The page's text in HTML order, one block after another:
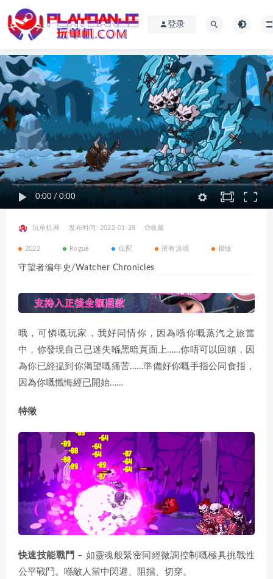
登录
0:00 / 0:00
玩单机网 发布时间: 2022-01-28 收藏
2022 Rogue 低配 所有游戏 横版
守望者编年史/Watcher Chronicles
哦，可憐嘅玩家，我好同情你，因為喺你嘅蒸汽之旅當
中，你發現自己已迷失喺黑暗頁面上……你唔可以回頭，因
為你已經揾到你渴望嘅痛苦……準備好你嘅手指公同食指，
因為你嘅懺悔經已開始……
特徵
快速技能戰鬥 – 如靈魂般緊密同經微調控制嘅極具挑戰性
公平戰鬥。喺敵人當中閃避、阻擋、切穿。